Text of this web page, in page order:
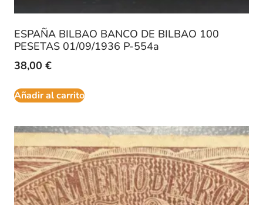
ESPAÑA BILBAO BANCO DE BILBAO 100
PESETAS 01/09/1936 P-554a
38,00 €
Añadir al carrito